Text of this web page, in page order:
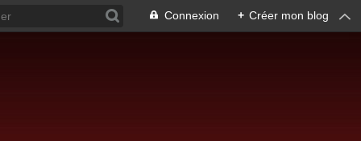
Connexion + Créer mon blog